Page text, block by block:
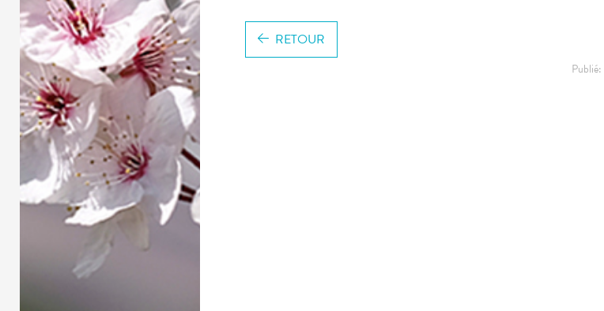
Publié:
RETOUR